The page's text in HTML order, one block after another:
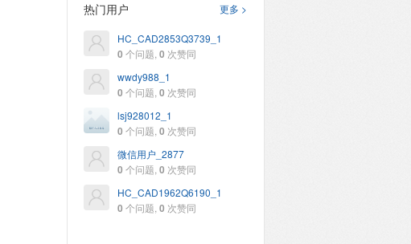
更多 >
热门用户
HC_CAD2853Q3739_1
0 个问题, 0 次赞同
wwdy988_1
0 个问题, 0 次赞同
lsj928012_1
0 个问题, 0 次赞同
微信用户_2877
0 个问题, 0 次赞同
HC_CAD1962Q6190_1
0 个问题, 0 次赞同